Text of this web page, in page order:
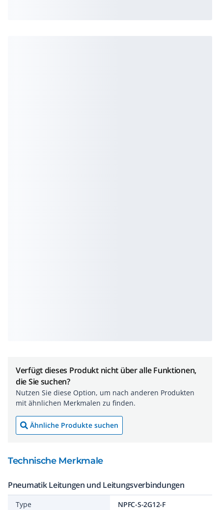
Verfügt dieses Produkt nicht über alle Funktionen,
die Sie suchen?
Nutzen Sie diese Option, um nach anderen Produkten
mit ähnlichen Merkmalen zu finden.
Ähnliche Produkte suchen
Technische Merkmale
Pneumatik Leitungen und Leitungsverbindungen
Type
NPFC-S-2G12-F